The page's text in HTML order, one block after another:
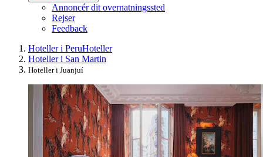
Annoncér dit overnatningssted
Rejser
Feedback
Hoteller i PeruHoteller
Hoteller i San Martin
Hoteller i Juanjuí